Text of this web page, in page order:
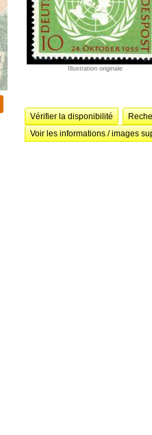
Illustration originale
Vérifier la disponibilité
Voir les informations / images